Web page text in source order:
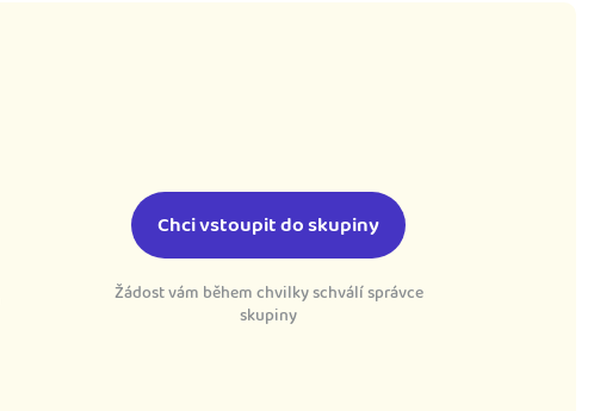
Chci vstoupit do skupiny
Žádost vám během chvilky schválí správce
skupiny